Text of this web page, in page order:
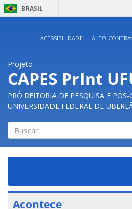
BRASIL
ACESSIBILIDADE
ALTO
Projeto
CAPES PrInt
PRÓ REITORIA DE PESQUISA E
UNIVERSIDADE FEDERAL DE
Buscar
Acontece